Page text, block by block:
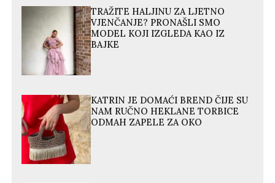
TRAŽITE HALJINU ZA LJETNO
VJENČANJE? PRONAŠLI SMO
MODEL KOJI IZGLEDA KAO IZ
BAJKE
KATRIN JE DOMAĆI BREND ČIJE SU
NAM RUČNO HEKLANE TORBICE
ODMAH ZAPELE ZA OKO